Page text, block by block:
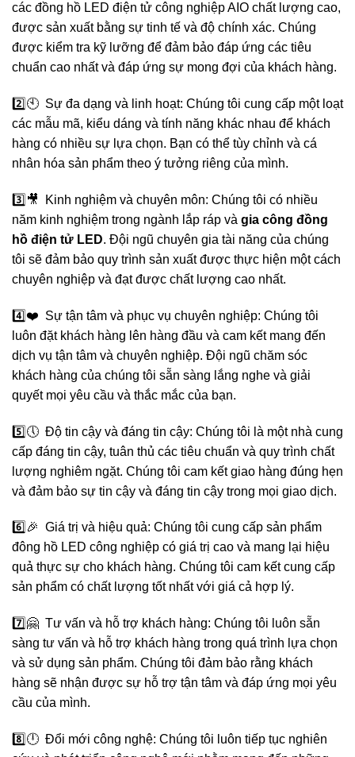
các đồng hồ LED điện tử công nghiệp AIO chất lượng cao,
được sản xuất bằng sự tinh tế và độ chính xác. Chúng
được kiểm tra kỹ lưỡng để đảm bảo đáp ứng các tiêu
chuẩn cao nhất và đáp ứng sự mong đợi của khách hàng.
2️⃣🕙 Sự đa dạng và linh hoạt: Chúng tôi cung cấp một loạt
các mẫu mã, kiểu dáng và tính năng khác nhau để khách
hàng có nhiều sự lựa chọn. Bạn có thể tùy chỉnh và cá
nhân hóa sản phẩm theo ý tưởng riêng của mình.
3️⃣🎥 Kinh nghiệm và chuyên môn: Chúng tôi có nhiều
năm kinh nghiệm trong ngành lắp ráp và gia công đồng
hồ điện tử LED. Đội ngũ chuyên gia tài năng của chúng
tôi sẽ đảm bảo quy trình sản xuất được thực hiện một cách
chuyên nghiệp và đạt được chất lượng cao nhất.
4️⃣❤️ Sự tận tâm và phục vụ chuyên nghiệp: Chúng tôi
luôn đặt khách hàng lên hàng đầu và cam kết mang đến
dịch vụ tận tâm và chuyên nghiệp. Đội ngũ chăm sóc
khách hàng của chúng tôi sẵn sàng lắng nghe và giải
quyết mọi yêu cầu và thắc mắc của bạn.
5️⃣🕔 Độ tin cậy và đáng tin cậy: Chúng tôi là một nhà cung
cấp đáng tin cậy, tuân thủ các tiêu chuẩn và quy trình chất
lượng nghiêm ngặt. Chúng tôi cam kết giao hàng đúng hẹn
và đảm bảo sự tin cậy và đáng tin cậy trong mọi giao dịch.
6️⃣🎉 Giá trị và hiệu quả: Chúng tôi cung cấp sản phẩm
đông hồ LED công nghiệp có giá trị cao và mang lại hiệu
quả thực sự cho khách hàng. Chúng tôi cam kết cung cấp
sản phẩm có chất lượng tốt nhất với giá cả hợp lý.
7️⃣🤗 Tư vấn và hỗ trợ khách hàng: Chúng tôi luôn sẵn
sàng tư vấn và hỗ trợ khách hàng trong quá trình lựa chọn
và sử dụng sản phẩm. Chúng tôi đảm bảo rằng khách
hàng sẽ nhận được sự hỗ trợ tận tâm và đáp ứng mọi yêu
cầu của mình.
8️⃣🕛 Đổi mới công nghệ: Chúng tôi luôn tiếp tục nghiên